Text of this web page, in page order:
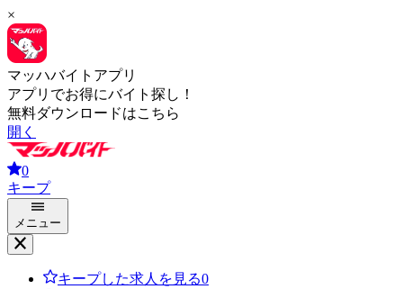
×
マッハバイトアプリ
アプリでお得にバイト探し！
無料ダウンロードはこちら
開く
0
キープ
メニュー
キープした求人を見る0